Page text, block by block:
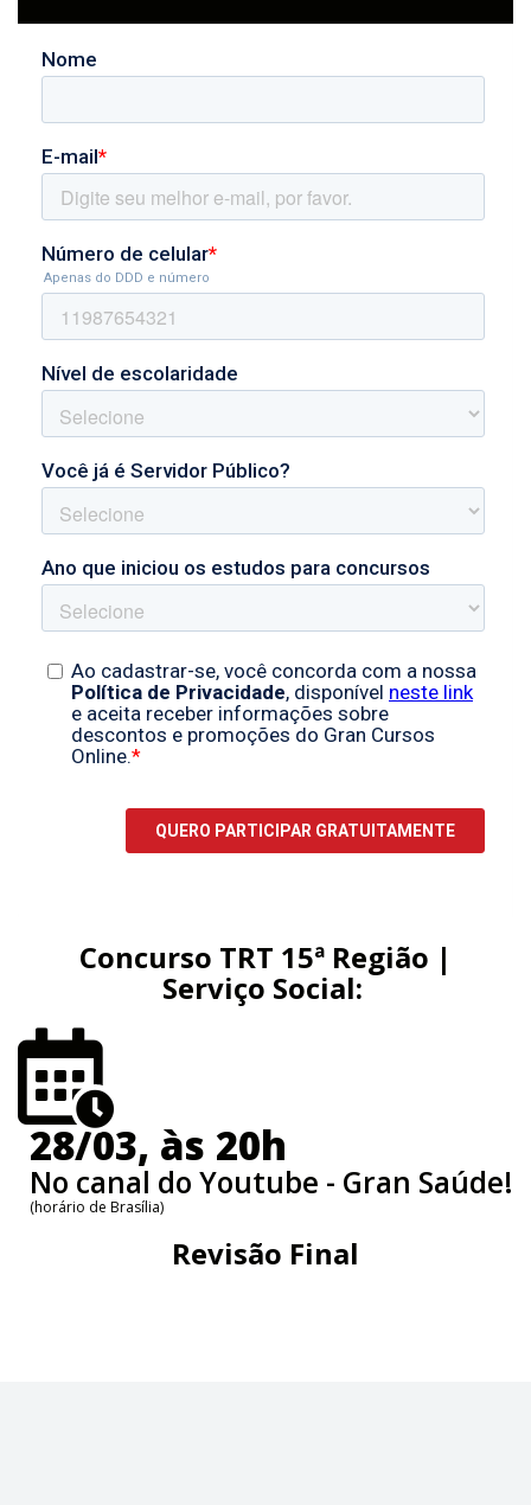
Concurso TRT 15ª Região |
Serviço Social:
28/03, às 20h
No canal do Youtube - Gran Saúde!
(horário de Brasília)
Revisão Final